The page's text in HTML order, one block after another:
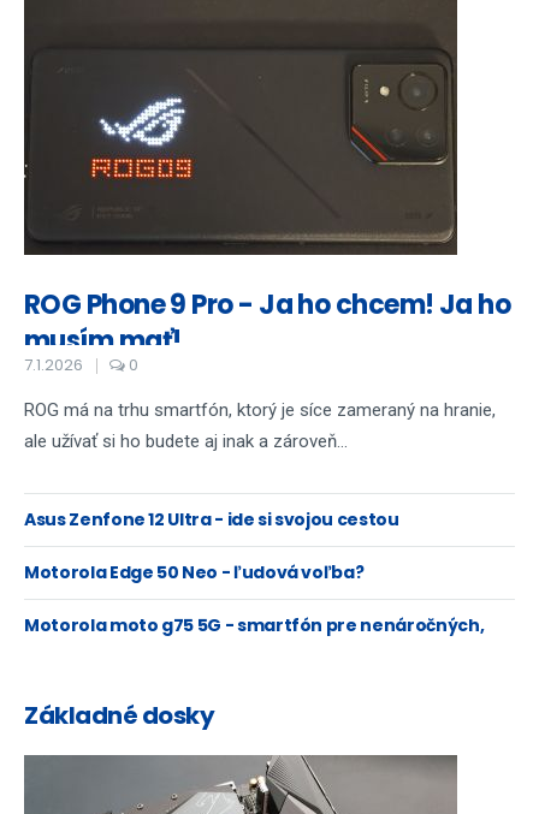
ROG Phone 9 Pro - Ja ho chcem! Ja ho
musím mať!
7.1.2026 0
ROG má na trhu smartfón, ktorý je síce zameraný na hranie,
ale užívať si ho budete aj inak a zároveň...
Asus Zenfone 12 Ultra - ide si svojou cestou
Motorola Edge 50 Neo - ľudová voľba?
Motorola moto g75 5G - smartfón pre nenáročných,
Základné dosky